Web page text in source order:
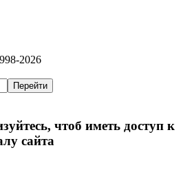
2026
чтоб иметь доступ к
сайта